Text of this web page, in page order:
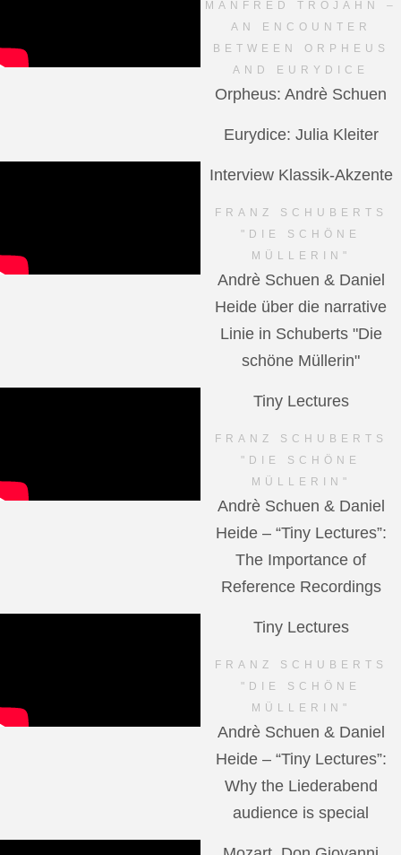
MANFRED TROJAHN –
AN ENCOUNTER
BETWEEN ORPHEUS
AND EURYDICE
Orpheus: Andrè Schuen
Eurydice: Julia Kleiter
Interview Klassik-Akzente
FRANZ SCHUBERTS
"DIE SCHÖNE
MÜLLERIN"
Andrè Schuen & Daniel
Heide über die narrative
Linie in Schuberts "Die
schöne Müllerin"
Tiny Lectures
FRANZ SCHUBERTS
"DIE SCHÖNE
MÜLLERIN"
Andrè Schuen & Daniel
Heide – “Tiny Lectures”:
The Importance of
Reference Recordings
Tiny Lectures
FRANZ SCHUBERTS
"DIE SCHÖNE
MÜLLERIN"
Andrè Schuen & Daniel
Heide – “Tiny Lectures”:
Why the Liederabend
audience is special